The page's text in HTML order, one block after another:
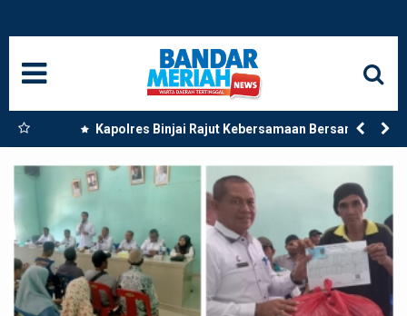
Kapolres Binjai Rajut Kebersamaan Bersama
Komunitas Ojek Online Kota Binjai
NASIONAL
SUMUT
LANGKAT
ACEH
BISNIS